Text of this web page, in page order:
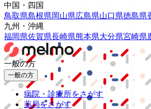
中国・四国
鳥取県島根県岡山県広島県山口県徳島県
九州・沖縄
福岡県佐賀県長崎県熊本県大分県宮崎県
一般の方
一般の方
病院・診療所をさがす
薬局をさがす